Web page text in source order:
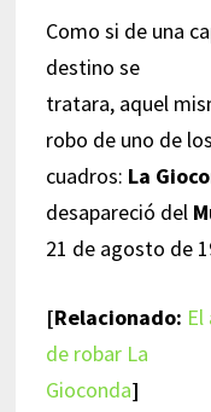
Como si de una
destino se
tratara, aquel
robo de uno de
cuadros: La
desapareció del
21 de agosto de
[Relacionado:
de robar La
Gioconda]